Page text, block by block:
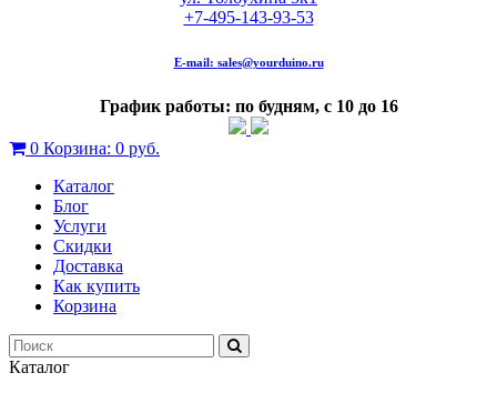
+7-495-143-93-53
E-mail: sales@yourduino.ru
График работы: по будням, с 10 до 16
0 Корзина: 0 руб.
Каталог
Блог
Услуги
Скидки
Доставка
Как купить
Корзина
Каталог